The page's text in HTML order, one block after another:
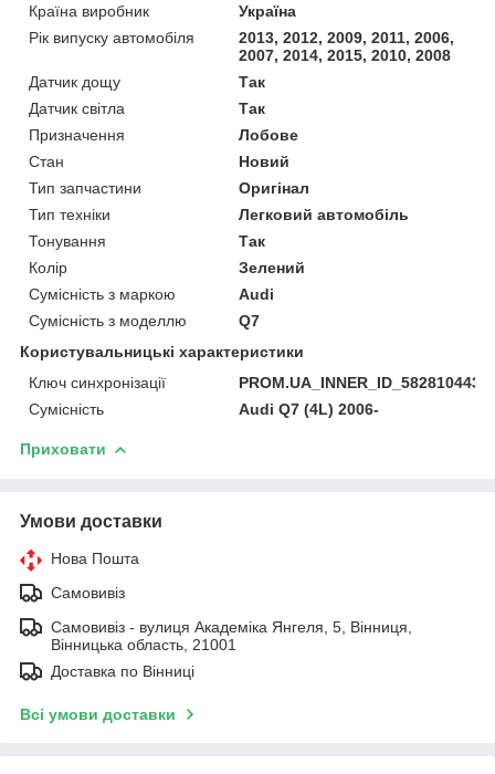
Країна виробник
Україна
Рік випуску автомобіля
2013, 2012, 2009, 2011, 2006,
2007, 2014, 2015, 2010, 2008
Датчик дощу
Так
Датчик світла
Так
Призначення
Лобове
Стан
Новий
Тип запчастини
Оригінал
Тип техніки
Легковий автомобіль
Тонування
Так
Колір
Зелений
Сумісність з маркою
Audi
Сумісність з моделлю
Q7
Користувальницькі характеристики
Ключ синхронізації
PROM.UA_INNER_ID_582810443
Сумісність
Audi Q7 (4L) 2006-
Приховати
Умови доставки
Нова Пошта
Самовивіз
Самовивіз - вулиця Академіка Янгеля, 5, Вінниця,
Вінницька область, 21001
Доставка по Вінниці
Всі умови доставки